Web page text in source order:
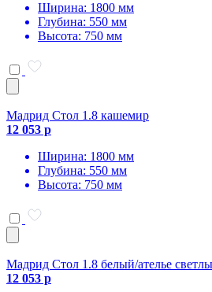
Ширина: 1800 мм
Глубина: 550 мм
Высота: 750 мм
Мадрид Стол 1.8 кашемир
12 053 р
Ширина: 1800 мм
Глубина: 550 мм
Высота: 750 мм
Мадрид Стол 1.8 белый/ателье
12 053 р